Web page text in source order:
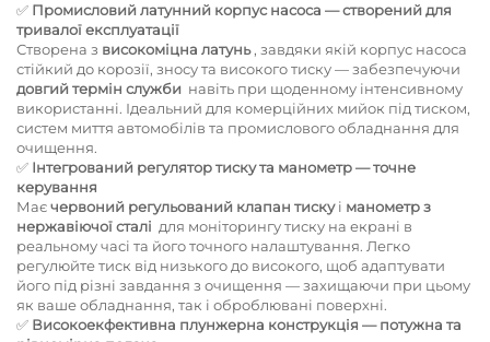
✅ Промисловий латунний корпус насоса — створений для
тривалої експлуатації
Створена з високоміцна латунь, завдяки якій корпус насоса
стійкий до корозії, зносу та високого тиску — забезпечуючи
довгий термін служби ​ навіть при щоденному інтенсивному
використанні. Ідеальний для комерційних мийок під тиском,
систем миття автомобілів та промислового обладнання для
очищення.
✅ Інтегрований регулятор тиску та манометр — точне
керування
Маєчервоний регульований клапан тискуі манометр з
нержавіючої сталі ​ для моніторингу тиску на екрані в
реальному часі та його точного налаштування. Легко
регулюйте тиск від низького до високого, щоб адаптувати
його під різні завдання з очищення — захищаючи при цьому
як ваше обладнання, так і оброблювані поверхні.
✅ Високоекфективна плунжерна конструкція — потужна та